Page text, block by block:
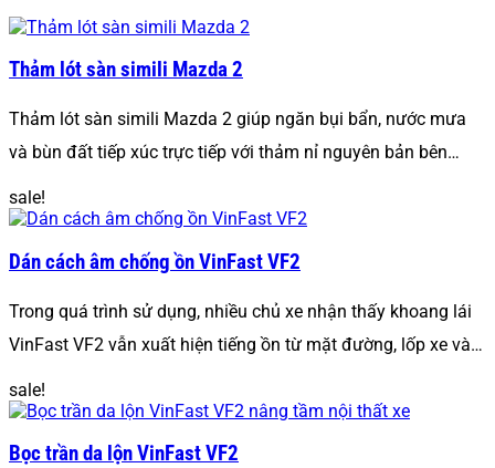
Thảm lót sàn simili Mazda 2
Thảm lót sàn simili Mazda 2 giúp ngăn bụi bẩn, nước mưa
và bùn đất tiếp xúc trực tiếp với thảm nỉ nguyên bản bên…
sale!
Dán cách âm chống ồn VinFast VF2
Trong quá trình sử dụng, nhiều chủ xe nhận thấy khoang lái
VinFast VF2 vẫn xuất hiện tiếng ồn từ mặt đường, lốp xe và…
sale!
Bọc trần da lộn VinFast VF2